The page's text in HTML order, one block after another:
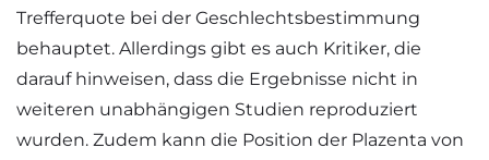
Trefferquote bei der Geschlechtsbestimmung
behauptet. Allerdings gibt es auch Kritiker, die
darauf hinweisen, dass die Ergebnisse nicht in
weiteren unabhängigen Studien reproduziert
wurden. Zudem kann die Position der Plazenta von